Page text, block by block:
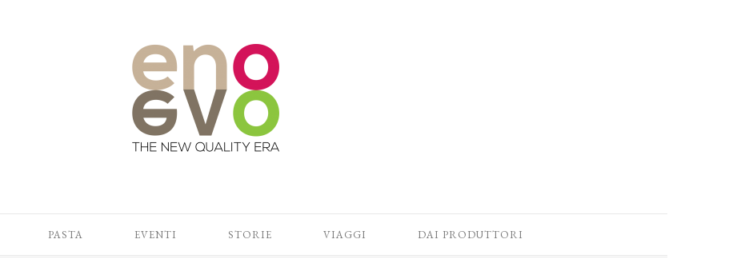
PASTA EVENTI STORIE VIAGGI DAI PRODUTTORI